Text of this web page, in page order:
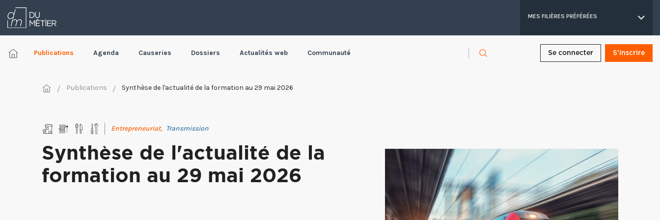
MES FILIÈRES PRÉFÉRÉES
Publications Agenda Causeries Dossiers Actualités web Communauté Se connecter S’inscrire
Publications Synthèse de l'actualité de la formation au 29 mai 2026
Entrepreneuriat, Transmission
Synthèse de l'actualité de la
formation au 29 mai 2026